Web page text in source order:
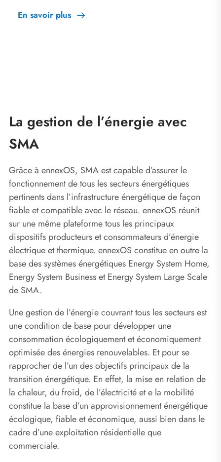
En savoir plus
La gestion de l’énergie avec
SMA
Grâce à ennexOS, SMA est capable d’assurer le
fonctionnement de tous les secteurs énergétiques
pertinents dans l’infrastructure énergétique de façon
fiable et compatible avec le réseau. ennexOS réunit
sur une même plateforme tous les principaux
dispositifs producteurs et consommateurs d’énergie
électrique et thermique. ennexOS constitue en outre la
base des systèmes énergétiques Energy System Home,
Energy System Business et Energy System Large Scale
de SMA.
Une gestion de l’énergie couvrant tous les secteurs est
une condition de base pour développer une
consommation écologiquement et économiquement
optimisée des énergies renouvelables. Et pour se
rapprocher de l’un des objectifs principaux de la
transition énergétique. En effet, la mise en relation de
la chaleur, du froid, de l’électricité et e la mobilité
constitue la base d’un approvisionnement énergétique
écologique, fiable et économique, aussi bien dans le
cadre d’une exploitation résidentielle que
commerciale.